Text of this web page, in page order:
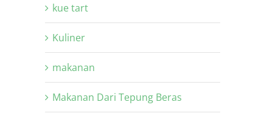
kue tart
Kuliner
makanan
Makanan Dari Tepung Beras